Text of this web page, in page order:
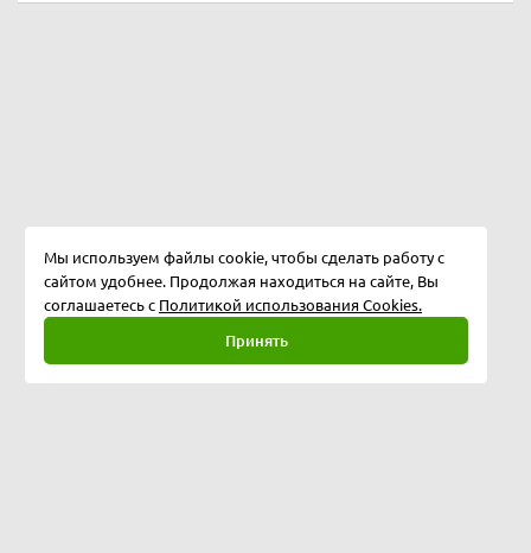
Мы используем файлы cookie, чтобы сделать работу с
сайтом удобнее. Продолжая находиться на сайте, Вы
соглашаетесь с Политикой использования Cookies.
Принять